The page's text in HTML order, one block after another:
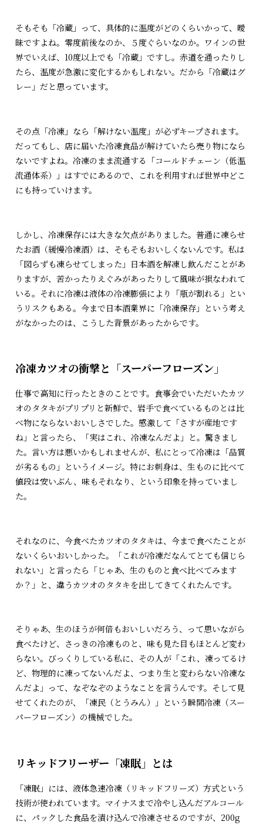
そもそも「冷蔵」って、具体的に温度がどのくらいかって、曖
昧ですよね。零度前後なのか、５度ぐらいなのか。ワインの世
界でいえば、10度以上でも「冷蔵」ですし。赤道を通ったりし
たら、温度が急激に変化するかもしれない。だから「冷蔵はグ
レー」だと思っています。
その点「冷凍」なら「解けない温度」が必ずキープされます。
だってもし、店に届いた冷凍食品が解けていたら売り物になら
ないですよね。冷凍のまま流通する「コールドチェーン（低温
流通体系）」はすでにあるので、これを利用すれば世界中どこ
にも持っていけます。
しかし、冷凍保存には大きな欠点がありました。普通に凍らせ
たお酒（緩慢冷凍酒）は、そもそもおいしくないんです。私は
「図らずも凍らせてしまった」日本酒を解凍し飲んだことがあ
りますが、苦かったりえぐみがあったりして風味が損なわれて
いる。それに冷凍は液体の冷凍膨張により「瓶が割れる」とい
うリスクもある。今まで日本酒業界に「冷凍保存」という考え
がなかったのは、こうした背景があったからです。
冷凍カツオの衝撃と「スーパーフローズン」
仕事で高知に行ったときのことです。食事会でいただいたカツ
オのタタキがプリプリと新鮮で、岩手で食べているものとは比
べ物にならないおいしさでした。感激して「さすが産地です
ね」と言ったら、「実はこれ、冷凍なんだよ」と。驚きまし
た。言い方は悪いかもしれませんが、私にとって冷凍は「品質
が劣るもの」というイメージ。特にお刺身は、生ものに比べて
値段は安いぶん、味もそれなり、という印象を持っていまし
た。
それなのに、今食べたカツオのタタキは、今まで食べたことが
ないくらいおいしかった。「これが冷凍だなんてとても信じら
れない」と言ったら「じゃあ、生のものと食べ比べてみます
か？」と、違うカツオのタタキを出してきてくれたんです。
そりゃあ、生のほうが何倍もおいしいだろう、って思いながら
食べたけど、さっきの冷凍ものと、味も見た目もほとんど変わ
らない。びっくりしている私に、その人が「これ、凍ってるけ
ど、物理的に凍ってないんだよ、つまり生と変わらない冷凍な
んだよ」って、なぞなぞのようなことを言うんです。そして見
せてくれたのが、「凍民（とうみん）」という瞬間冷凍（スー
パーフローズン）の機械でした。
リキッドフリーザー「凍眠」とは
「凍眠」には、液体急速冷凍（リキッドフリーズ）方式という
技術が使われています。マイナスまで冷やし込んだアルコール
に、パックした食品を漬け込んで冷凍させるのですが、200g